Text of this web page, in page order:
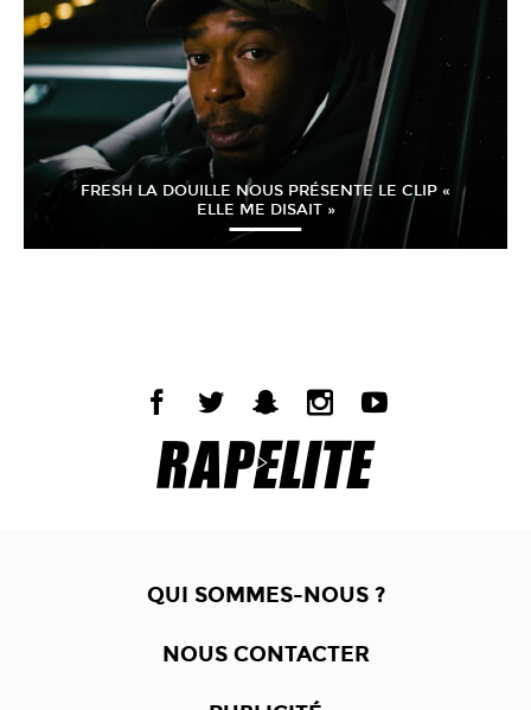
FRESH LA DOUILLE NOUS PRÉSENTE LE CLIP «
ELLE ME DISAIT »
QUI SOMMES-NOUS ?
NOUS CONTACTER